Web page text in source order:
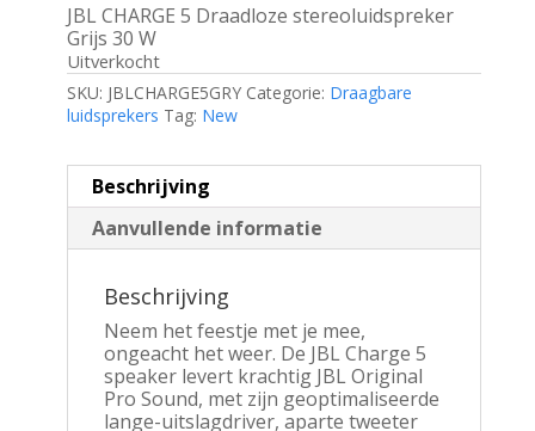
JBL CHARGE 5 Draadloze stereoluidspreker
Grijs 30 W
Uitverkocht
SKU: JBLCHARGE5GRY Categorie: Draagbare
luidsprekers Tag: New
Beschrijving
Aanvullende informatie
Beschrijving
Neem het feestje met je mee,
ongeacht het weer. De JBL Charge 5
speaker levert krachtig JBL Original
Pro Sound, met zijn geoptimaliseerde
lange-uitslagdriver, aparte tweeter